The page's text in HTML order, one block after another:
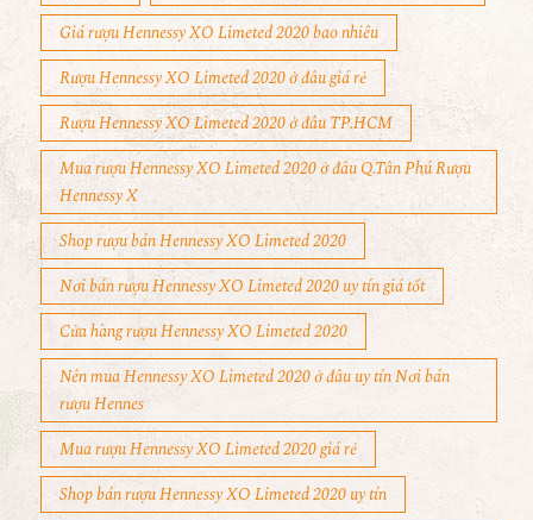
Giá rượu Hennessy XO Limeted 2020 bao nhiêu
Rượu Hennessy XO Limeted 2020 ở đâu giá rẻ
Rượu Hennessy XO Limeted 2020 ở đâu TP.HCM
Mua rượu Hennessy XO Limeted 2020 ở đâu Q.Tân Phú Rượu
Hennessy X
Shop rượu bán Hennessy XO Limeted 2020
Nơi bán rượu Hennessy XO Limeted 2020 uy tín giá tốt
Cửa hàng rượu Hennessy XO Limeted 2020
Nên mua Hennessy XO Limeted 2020 ở đâu uy tín Nơi bán
rượu Hennes
Mua rượu Hennessy XO Limeted 2020 giá rẻ
Shop bán rượu Hennessy XO Limeted 2020 uy tín